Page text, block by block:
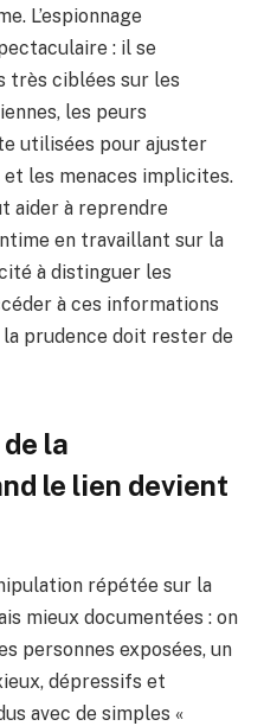
L’espionnage
: il se
très ciblées sur les
les peurs
utilisées pour ajuster
les menaces implicites.
aider à reprendre
en travaillant sur la
à distinguer les
à ces informations
prudence doit rester de
la
le lien devient
répétée sur la
mieux documentées : on
personnes exposées, un
dépressifs et
avec de simples «